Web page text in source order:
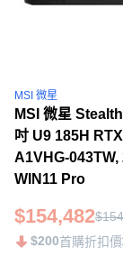
MSI 微星
MSI 微星
吋 U9 185H
A1VHG-
WIN11 Pro
$154,482
$200首購折扣價